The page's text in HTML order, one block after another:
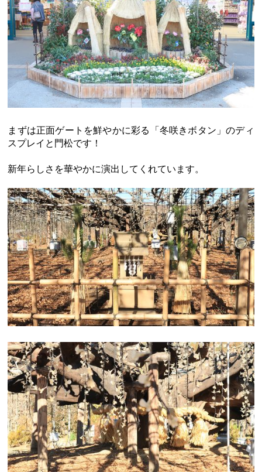
まずは正面ゲートを鮮やかに彩る「冬咲きボタン」のディ
スプレイと門松です！
新年らしさを華やかに演出してくれています。